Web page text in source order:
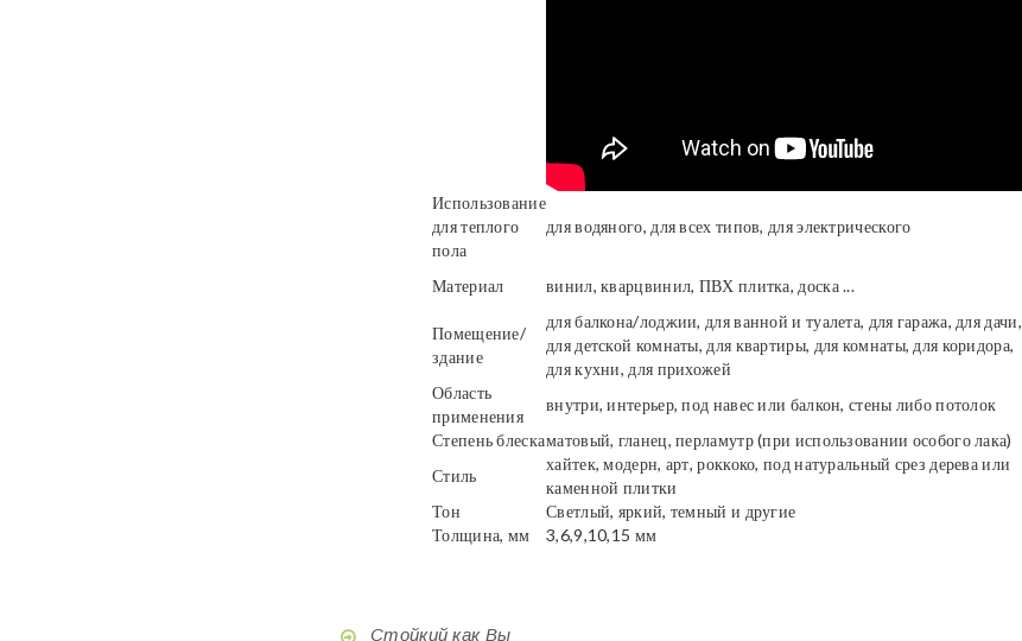
Использование
для теплого
пола
для водяного, для всех типов, для электрического
Материал винил, кварцвинил, ПВХ плитка, доска ...
Помещение/
здание
для балкона/лоджии, для ванной и туалета, для гаража, для дачи,
для детской комнаты, для квартиры, для комнаты, для коридора,
для кухни, для прихожей
Область
применения
внутри, интерьер, под навес или балкон, стены либо потолок
Степень блескаматовый, гланец, перламутр (при использовании особого лака)
Стиль
хайтек, модерн, арт, роккоко, под натуральный срез дерева или
каменной плитки
Тон
Светлый, яркий, темный и другие
Толщина, мм
3,6,9,10,15 мм
Стойкий как Вы